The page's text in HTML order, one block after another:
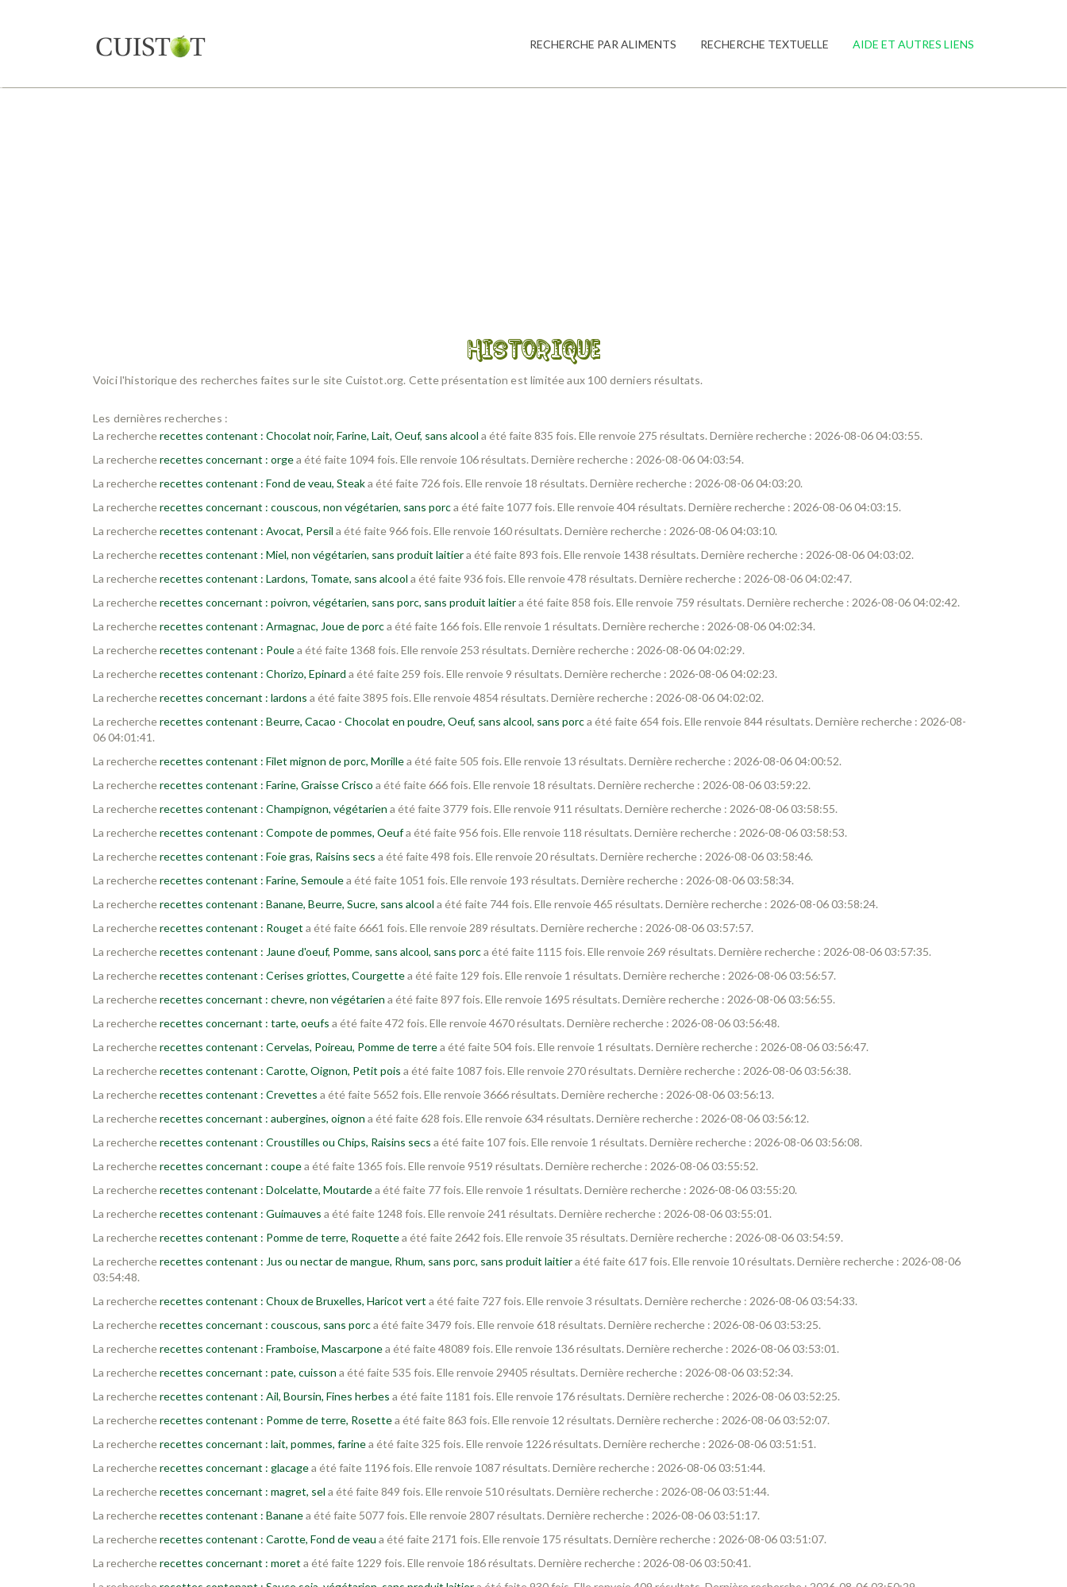
RECHERCHE PAR ALIMENTS RECHERCHE TEXTUELLE AIDE ET AUTRES LIENS
Voici l'historique des recherches faites sur le site Cuistot.org. Cette présentation est limitée aux 100 derniers résultats.
Les dernières recherches :
La rechercherecettes contenant : Chocolat noir, Farine, Lait, Oeuf, sans alcool a été faite 835 fois. Elle renvoie 275 résultats. Dernière recherche : 2026-08-06 04:03:55.
La rechercherecettes concernant : orgea été faite 1094 fois. Elle renvoie 106 résultats. Dernière recherche : 2026-08-06 04:03:54.
La rechercherecettes contenant : Fond de veau, Steaka été faite 726 fois. Elle renvoie 18 résultats. Dernière recherche : 2026-08-06 04:03:20.
La rechercherecettes concernant : couscous, non végétarien, sans porca été faite 1077 fois. Elle renvoie 404 résultats. Dernière recherche : 2026-08-06 04:03:15.
La rechercherecettes contenant : Avocat, Persil a été faite 966 fois. Elle renvoie 160 résultats. Dernière recherche : 2026-08-06 04:03:10.
La rechercherecettes contenant : Miel, non végétarien, sans produit laitiera été faite 893 fois. Elle renvoie 1438 résultats. Dernière recherche : 2026-08-06 04:03:02.
La rechercherecettes contenant : Lardons, Tomate, sans alcool a été faite 936 fois. Elle renvoie 478 résultats. Dernière recherche : 2026-08-06 04:02:47.
La rechercherecettes concernant : poivron, végétarien, sans porc, sans produit laitiera été faite 858 fois. Elle renvoie 759 résultats. Dernière recherche : 2026-08-06 04:02:42.
La rechercherecettes contenant : Armagnac, Joue de porca été faite 166 fois. Elle renvoie 1 résultats. Dernière recherche : 2026-08-06 04:02:34.
La rechercherecettes contenant : Poulea été faite 1368 fois. Elle renvoie 253 résultats. Dernière recherche : 2026-08-06 04:02:29.
La rechercherecettes contenant : Chorizo, Epinard a été faite 259 fois. Elle renvoie 9 résultats. Dernière recherche : 2026-08-06 04:02:23.
La rechercherecettes concernant : lardons a été faite 3895 fois. Elle renvoie 4854 résultats. Dernière recherche : 2026-08-06 04:02:02.
La rechercherecettes contenant : Beurre, Cacao - Chocolat en poudre, Oeuf, sans alcool, sans porca été faite 654 fois. Elle renvoie 844 résultats. Dernière recherche : 2026-08-
06 04:01:41.
La rechercherecettes contenant : Filet mignon de porc, Morillea été faite 505 fois. Elle renvoie 13 résultats. Dernière recherche : 2026-08-06 04:00:52.
La rechercherecettes contenant : Farine, Graisse Crisco a été faite 666 fois. Elle renvoie 18 résultats. Dernière recherche : 2026-08-06 03:59:22.
La rechercherecettes contenant : Champignon, végétarien a été faite 3779 fois. Elle renvoie 911 résultats. Dernière recherche : 2026-08-06 03:58:55.
La rechercherecettes contenant : Compote de pommes, Oeufa été faite 956 fois. Elle renvoie 118 résultats. Dernière recherche : 2026-08-06 03:58:53.
La rechercherecettes contenant : Foie gras, Raisins secs a été faite 498 fois. Elle renvoie 20 résultats. Dernière recherche : 2026-08-06 03:58:46.
La rechercherecettes contenant : Farine, Semoulea été faite 1051 fois. Elle renvoie 193 résultats. Dernière recherche : 2026-08-06 03:58:34.
La rechercherecettes contenant : Banane, Beurre, Sucre, sans alcool a été faite 744 fois. Elle renvoie 465 résultats. Dernière recherche : 2026-08-06 03:58:24.
La rechercherecettes contenant : Rouget a été faite 6661 fois. Elle renvoie 289 résultats. Dernière recherche : 2026-08-06 03:57:57.
La rechercherecettes contenant : Jaune d'oeuf, Pomme, sans alcool, sans porca été faite 1115 fois. Elle renvoie 269 résultats. Dernière recherche : 2026-08-06 03:57:35.
La rechercherecettes contenant : Cerises griottes, Courgettea été faite 129 fois. Elle renvoie 1 résultats. Dernière recherche : 2026-08-06 03:56:57.
La rechercherecettes concernant : chevre, non végétarien a été faite 897 fois. Elle renvoie 1695 résultats. Dernière recherche : 2026-08-06 03:56:55.
La rechercherecettes concernant : tarte, oeufs a été faite 472 fois. Elle renvoie 4670 résultats. Dernière recherche : 2026-08-06 03:56:48.
La rechercherecettes contenant : Cervelas, Poireau, Pomme de terrea été faite 504 fois. Elle renvoie 1 résultats. Dernière recherche : 2026-08-06 03:56:47.
La rechercherecettes contenant : Carotte, Oignon, Petit pois a été faite 1087 fois. Elle renvoie 270 résultats. Dernière recherche : 2026-08-06 03:56:38.
La rechercherecettes contenant : Crevettes a été faite 5652 fois. Elle renvoie 3666 résultats. Dernière recherche : 2026-08-06 03:56:13.
La rechercherecettes concernant : aubergines, oignon a été faite 628 fois. Elle renvoie 634 résultats. Dernière recherche : 2026-08-06 03:56:12.
La rechercherecettes contenant : Croustilles ou Chips, Raisins secs a été faite 107 fois. Elle renvoie 1 résultats. Dernière recherche : 2026-08-06 03:56:08.
La rechercherecettes concernant : coupea été faite 1365 fois. Elle renvoie 9519 résultats. Dernière recherche : 2026-08-06 03:55:52.
La rechercherecettes contenant : Dolcelatte, Moutardea été faite 77 fois. Elle renvoie 1 résultats. Dernière recherche : 2026-08-06 03:55:20.
La rechercherecettes contenant : Guimauves a été faite 1248 fois. Elle renvoie 241 résultats. Dernière recherche : 2026-08-06 03:55:01.
La rechercherecettes contenant : Pomme de terre, Roquettea été faite 2642 fois. Elle renvoie 35 résultats. Dernière recherche : 2026-08-06 03:54:59.
La rechercherecettes contenant : Jus ou nectar de mangue, Rhum, sans porc, sans produit laitiera été faite 617 fois. Elle renvoie 10 résultats. Dernière recherche : 2026-08-06
03:54:48.
La rechercherecettes contenant : Choux de Bruxelles, Haricot vert a été faite 727 fois. Elle renvoie 3 résultats. Dernière recherche : 2026-08-06 03:54:33.
La rechercherecettes concernant : couscous, sans porca été faite 3479 fois. Elle renvoie 618 résultats. Dernière recherche : 2026-08-06 03:53:25.
La rechercherecettes contenant : Framboise, Mascarponea été faite 48089 fois. Elle renvoie 136 résultats. Dernière recherche : 2026-08-06 03:53:01.
La rechercherecettes concernant : pate, cuisson a été faite 535 fois. Elle renvoie 29405 résultats. Dernière recherche : 2026-08-06 03:52:34.
La rechercherecettes contenant : Ail, Boursin, Fines herbes a été faite 1181 fois. Elle renvoie 176 résultats. Dernière recherche : 2026-08-06 03:52:25.
La rechercherecettes contenant : Pomme de terre, Rosettea été faite 863 fois. Elle renvoie 12 résultats. Dernière recherche : 2026-08-06 03:52:07.
La rechercherecettes concernant : lait, pommes, farinea été faite 325 fois. Elle renvoie 1226 résultats. Dernière recherche : 2026-08-06 03:51:51.
La rechercherecettes concernant : glacagea été faite 1196 fois. Elle renvoie 1087 résultats. Dernière recherche : 2026-08-06 03:51:44.
La rechercherecettes concernant : magret, sel a été faite 849 fois. Elle renvoie 510 résultats. Dernière recherche : 2026-08-06 03:51:44.
La rechercherecettes contenant : Bananea été faite 5077 fois. Elle renvoie 2807 résultats. Dernière recherche : 2026-08-06 03:51:17.
La rechercherecettes contenant : Carotte, Fond de veau a été faite 2171 fois. Elle renvoie 175 résultats. Dernière recherche : 2026-08-06 03:51:07.
La rechercherecettes concernant : moret a été faite 1229 fois. Elle renvoie 186 résultats. Dernière recherche : 2026-08-06 03:50:41.